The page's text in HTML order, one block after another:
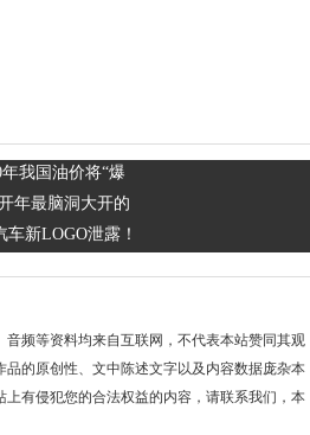
年我国油价将“爆
年最脑洞大开的
车新LOGO泄露！
频等资料均来自互联网，不代表本站赞同其观
的原创性、文中陈述文字以及内容数据庞杂本
有侵犯您的合法权益的内容，请联系我们，本